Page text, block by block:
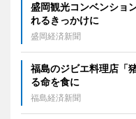
盛岡観光コンベンショ
れるきっかけに
盛岡経済新聞
福島のジビエ料理店「
る命を食に
福島経済新聞